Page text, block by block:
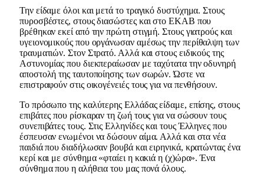
Την είδαμε όλοι και μετά το τραγικό δυστύχημα. Στους
πυροσβέστες, στους διασώστες και στο ΕΚΑΒ που
βρέθηκαν εκεί από την πρώτη στιγμή. Στους γιατρούς και
υγειονομικούς που οργάνωσαν αμέσως την περίθαλψη των
τραυματιών. Στον Στρατό. Αλλά και στους ειδικούς της
Αστυνομίας που διεκπεραίωσαν με ταχύτατα την οδυνηρή
αποστολή της ταυτοποίησης των σωρών. Ώστε να
επιστραφούν στις οικογένειές τους για να πενθήσουν.
Το πρόσωπο της καλύτερης Ελλάδας είδαμε, επίσης, στους
επιβάτες που ρίσκαραν τη ζωή τους για να σώσουν τους
συνεπιβάτες τους. Στις Ελληνίδες και τους Έλληνες που
έσπευσαν ενωμένοι να δώσουν αίμα. Αλλά και στα νέα
παιδιά που διαδήλωσαν βουβά και ειρηνικά, κρατώντας ένα
κερί και με σύνθημα «φταίει η κακιά η (χ)ώρα». Ένα
σύνθημα που η αλήθεια του μας πονά όλους.